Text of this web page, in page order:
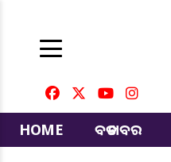
HOME
ବଡ ଖବର